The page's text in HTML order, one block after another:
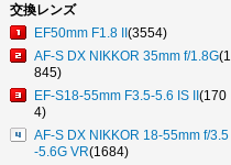
交換レンズ
EF50mm F1.8 II (3554)
AF-S DX NIKKOR 35mm f/1.8G(1
845)
EF-S18-55mm F3.5-5.6 IS II (170
4)
AF-S DX NIKKOR 18-55mm f/3.5
-5.6G VR(1684)